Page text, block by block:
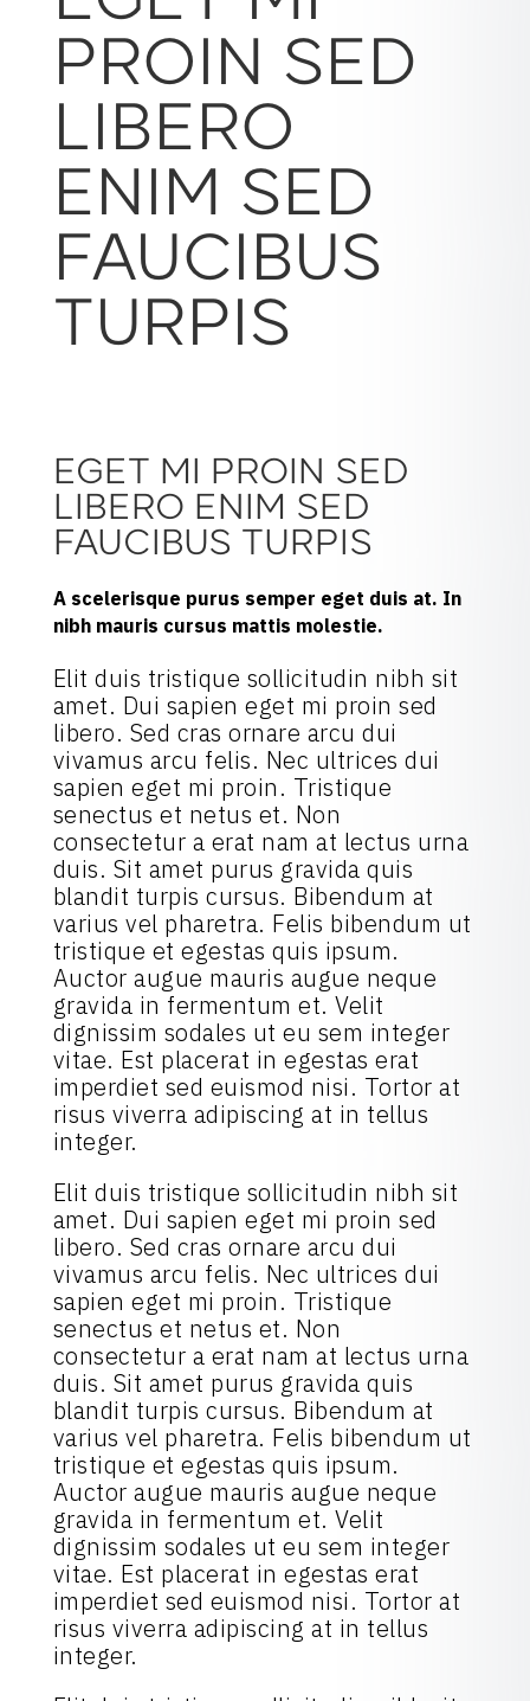
PROIN SED
LIBERO
ENIM SED
FAUCIBUS
TURPIS
EGET MI PROIN SED
LIBERO ENIM SED
FAUCIBUS TURPIS
A scelerisque purus semper eget duis at. In
nibh mauris cursus mattis molestie.
Elit duis tristique sollicitudin nibh sit
amet. Dui sapien eget mi proin sed
libero. Sed cras ornare arcu dui
vivamus arcu felis. Nec ultrices dui
sapien eget mi proin. Tristique
senectus et netus et. Non
consectetur a erat nam at lectus urna
duis. Sit amet purus gravida quis
blandit turpis cursus. Bibendum at
varius vel pharetra. Felis bibendum ut
tristique et egestas quis ipsum.
Auctor augue mauris augue neque
gravida in fermentum et. Velit
dignissim sodales ut eu sem integer
vitae. Est placerat in egestas erat
imperdiet sed euismod nisi. Tortor at
risus viverra adipiscing at in tellus
integer.
Elit duis tristique sollicitudin nibh sit
amet. Dui sapien eget mi proin sed
libero. Sed cras ornare arcu dui
vivamus arcu felis. Nec ultrices dui
sapien eget mi proin. Tristique
senectus et netus et. Non
consectetur a erat nam at lectus urna
duis. Sit amet purus gravida quis
blandit turpis cursus. Bibendum at
varius vel pharetra. Felis bibendum ut
tristique et egestas quis ipsum.
Auctor augue mauris augue neque
gravida in fermentum et. Velit
dignissim sodales ut eu sem integer
vitae. Est placerat in egestas erat
imperdiet sed euismod nisi. Tortor at
risus viverra adipiscing at in tellus
integer.